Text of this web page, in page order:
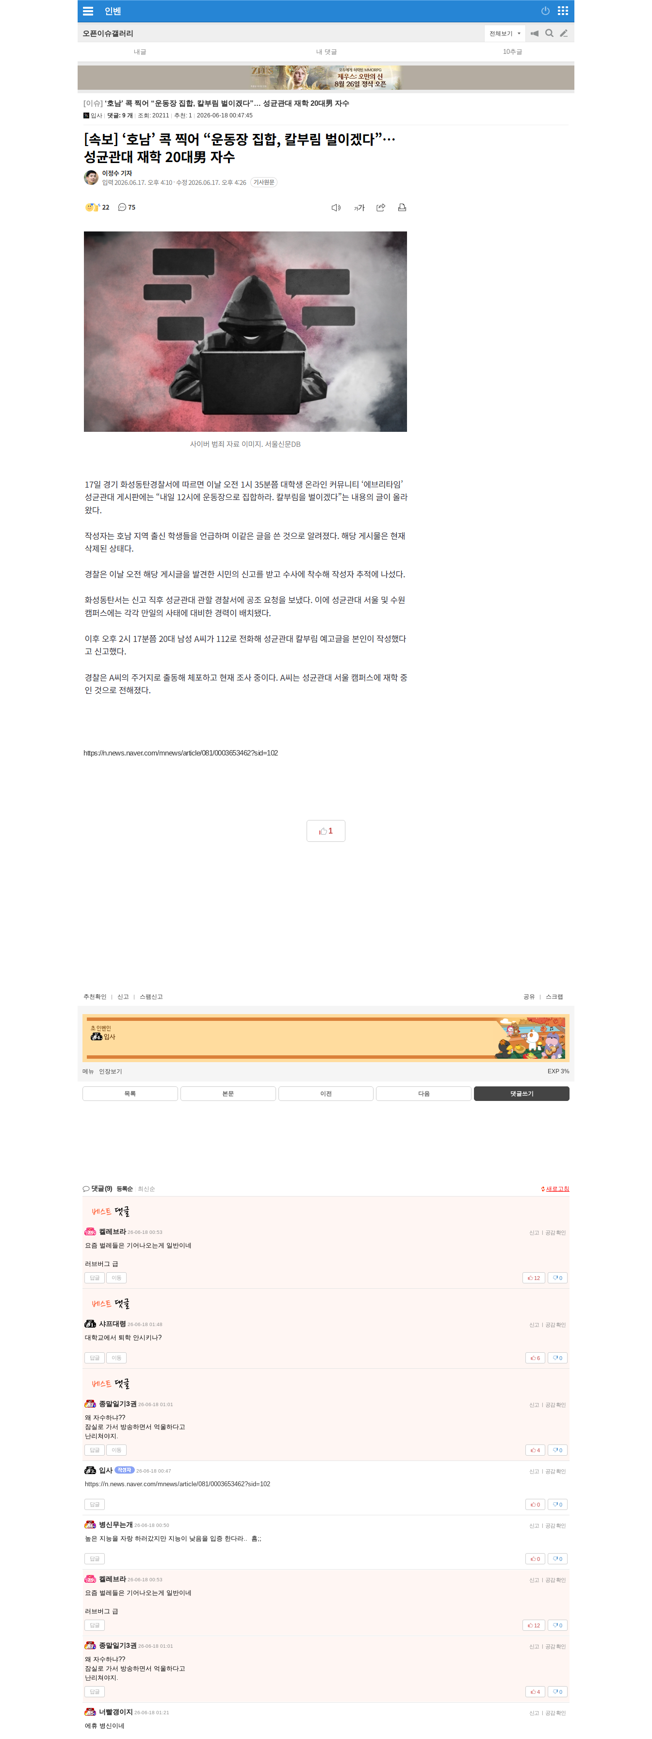
인벤
오픈이슈갤러리 전체보기
공
on/off
검
글
쓰
내글 내 댓글 10추글
[이슈] ‘호남’ 콕 찍어 “운동장 집합, 칼부림 벌이겠다”… 성균관대 재학 20대男 자수
입사 댓글: 9 개 조회: 20211 추천: 1 2026-06-18 00:47:45
https://n.news.naver.com/mnews/article/081/0003653462?sid=102
1
추천확인 신고 스팸신고 공유 스크랩
초 인벤인
입사
메뉴 인장보기 EXP 3%
목록 본문 이전 다음 댓글쓰기
댓글(9) 등록순 최신순 새로고침
켈레브라 26-06-18 00:53 신고 | 공감 확인
요즘 벌레들은 기어나오는게 일반이네
러브버그 급
답글 이동 0
12
샤프대령 26-06-18 01:48 신고 | 공감 확인
대학교에서 퇴학 안시키나?
답글 이동 0
6
종말일기3권 26-06-18 01:01 신고 | 공감 확인
왜 자수하냐??
잠실로 가서 방송하면서 억울하다고
난리쳐야지.
답글 이동 0
4
입사 26-06-18 00:47 신고 | 공감 확인
https://n.news.naver.com/mnews/article/081/0003653462?sid=102
답글 0
0
병신무는개 26-06-18 00:50 신고 | 공감 확인
높은 지능을 자랑 하러갔지만 지능이 낮음을 입증 한다라.. 흠;;
답글 0
0
켈레브라 26-06-18 00:53 신고 | 공감 확인
요즘 벌레들은 기어나오는게 일반이네
러브버그 급
답글 0
12
종말일기3권 26-06-18 01:01 신고 | 공감 확인
왜 자수하냐??
잠실로 가서 방송하면서 억울하다고
난리쳐야지.
답글 0
4
너빨갱이지 26-06-18 01:21 신고 | 공감 확인
에휴 병신이네